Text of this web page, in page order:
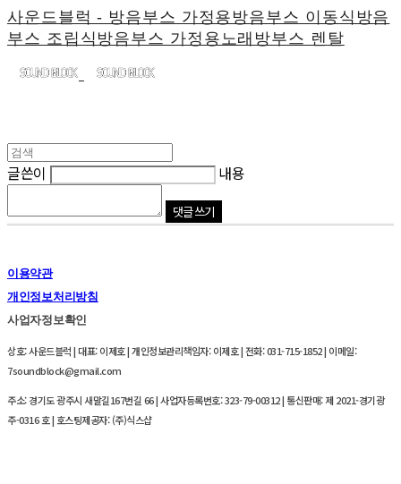
사운드블럭 - 방음부스 가정용방음부스 이동식방음
부스 조립식방음부스 가정용노래방부스 렌탈
글쓴이 내용
댓글 쓰기
이용약관
개인정보처리방침
사업자정보확인
상호: 사운드블럭 | 대표: 이제호 | 개인정보관리책임자: 이제호 | 전화: 031-715-1852 | 이메일:
7soundblock@gmail.com
주소: 경기도 광주시 새말길167번길 66 | 사업자등록번호:323-79-00312| 통신판매:제 2021-경기광
주-0316 호| 호스팅제공자: (주)식스샵